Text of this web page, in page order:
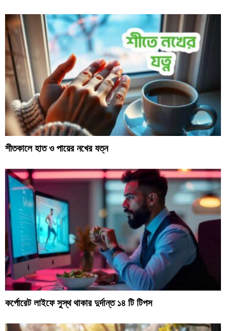
শীতকালে হাত ও পায়ের নখের যত্ন
কর্পোরেট লাইফে সুস্থ থাকার দুর্দান্ত ১৪ টি টিপস